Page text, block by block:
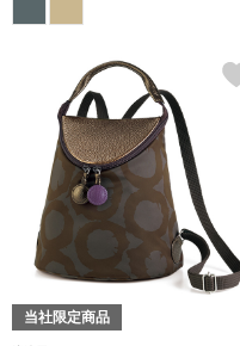
BOGARD 最新号はこちら
ランド
タログ
当社限定商品